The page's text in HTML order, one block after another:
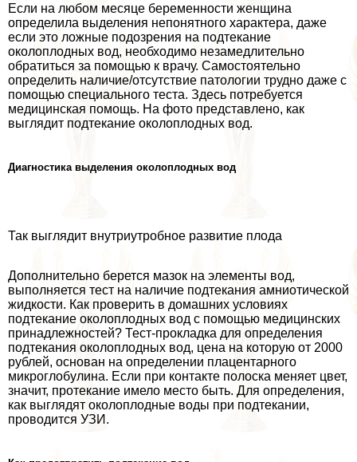
Если на любом месяце беременности женщина
определила выделения непонятного хаpaктера, даже
если это ложные подозрения на подтекание
околоплодных вод, необходимо незамедлительно
обратиться за помощью к врачу. Самостоятельно
определить наличие/отсутствие патологии трудно даже с
помощью специального теста. Здесь потребуется
медицинская помощь. На фото представлено, как
выглядит подтекание околоплодных вод.
Диагностика выделения околоплодных вод
Так выглядит внутриутробное развитие плода
Дополнительно берется мaзoк на элементы вод,
выполняется тест на наличие подтекания амниотической
жидкости. Как проверить в домашних условиях
подтекание околоплодных вод с помощью медицинских
принадлежностей? Тест-прокладка для определения
подтекания околоплодных вод, цена на которую от 2000
рублей, основан на определении плацентарного
микроглобулина. Если при контакте полоска меняет цвет,
значит, протекание имело место быть. Для определения,
как выглядят околоплодные воды при подтекании,
проводится УЗИ.